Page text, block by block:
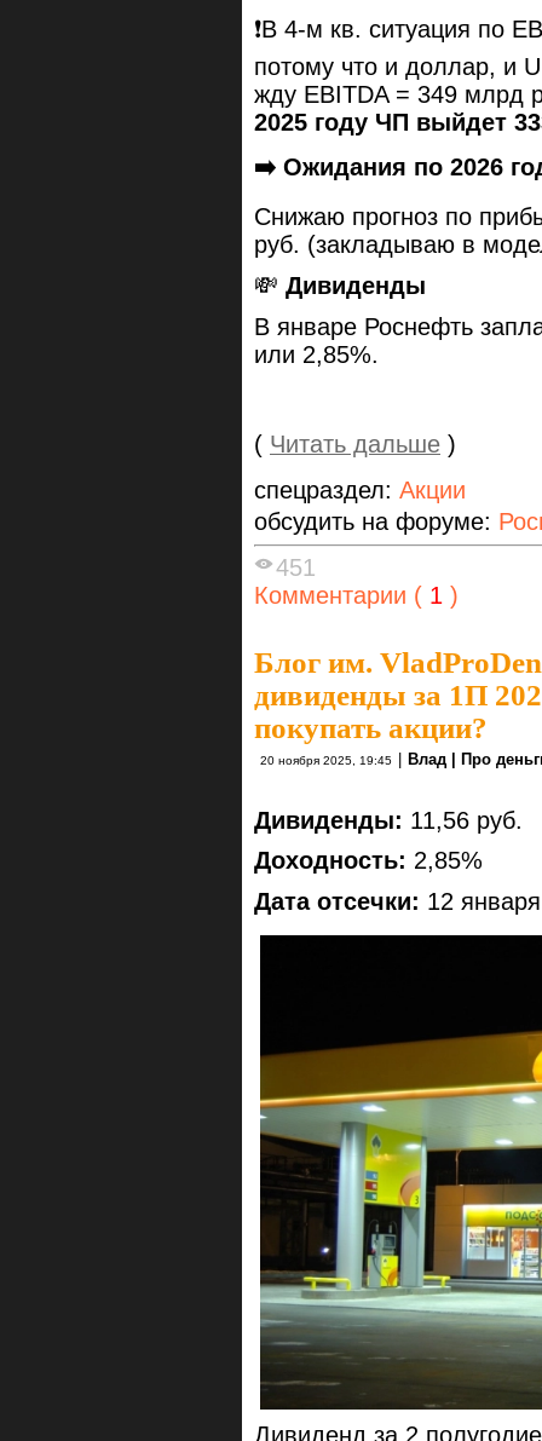
❗️В 4-м кв. ситуация по
потому что и доллар, и
жду EBITDA = 349 млрд
2025 году ЧП выйдет
➡️ Ожидания по 2026
Снижаю прогноз по
руб. (закладываю в
💸 Дивиденды
В январе Роснефть
или 2,85%.
( Читать дальше )
спецраздел: Акции
обсудить на форуме:
451
Комментарии ( 1 )
Блог им.
дивиденды за 1П
покупать акции?
20 ноября 2025, 19:45 Влад | Про
Дивиденды: 11,56 руб.
Доходность: 2,85%
Дата отсечки: 12 января
Дивиденд за 2